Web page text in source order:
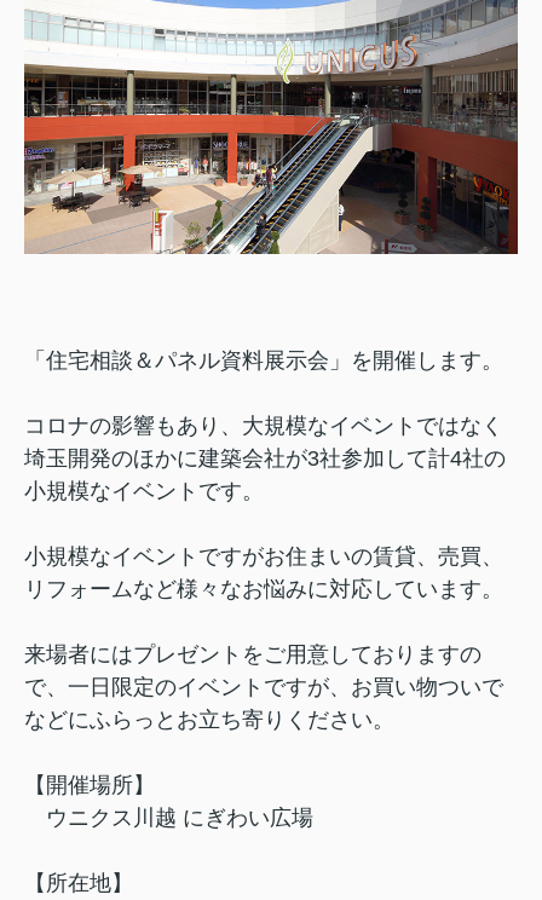
「住宅相談＆パネル資料展示会」を開催します。
コロナの影響もあり、大規模なイベントではなく
埼玉開発のほかに建築会社が3社参加して計4社の
小規模なイベントです。
小規模なイベントですがお住まいの賃貸、売買、
リフォームなど様々なお悩みに対応しています。
来場者にはプレゼントをご用意しておりますの
で、一日限定のイベントですが、お買い物ついで
などにふらっとお立ち寄りください。
【開催場所】
ウニクス川越 にぎわい広場
【所在地】